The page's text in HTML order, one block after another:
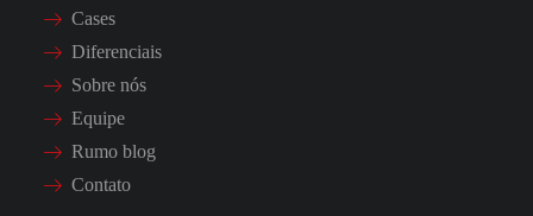
Cases
Diferenciais
Sobre nós
Equipe
Rumo blog
Contato